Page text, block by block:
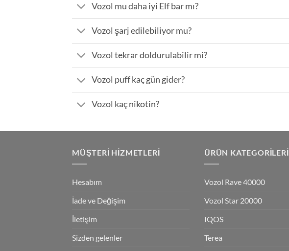
Vozol mu daha iyi Elf bar mı?
Vozol şarj edilebiliyor mu?
Vozol tekrar doldurulabilir mi?
Vozol puff kaç gün gider?
Vozol kaç nikotin?
MÜŞTERI HIZMETLERI
Hesabım
İade ve Değişim
İletişim
Sizden gelenler
ÜRÜN KATEGORILERI
Vozol Rave 40000
Vozol Star 20000
IQOS
Terea